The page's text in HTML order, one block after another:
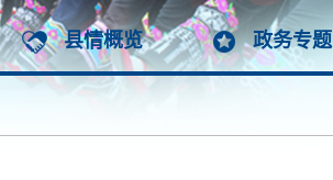
县情概览 政务专题